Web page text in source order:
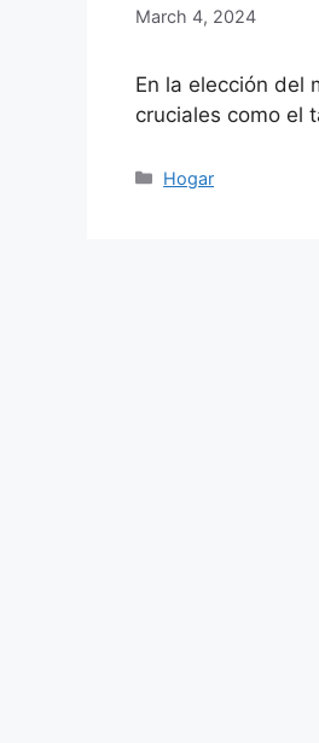
March 4, 2024
En la elección del
cruciales como el
Categories
Hogar